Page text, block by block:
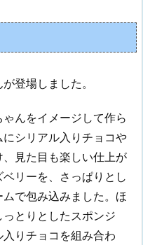
登場しました。
んをイメージして作ら
シリアル入りチョコや
見た目も楽しい仕上が
リーを、さっぱりとし
で包み込みました。ほ
とりとしたスポンジ
りチョコを組み合わ